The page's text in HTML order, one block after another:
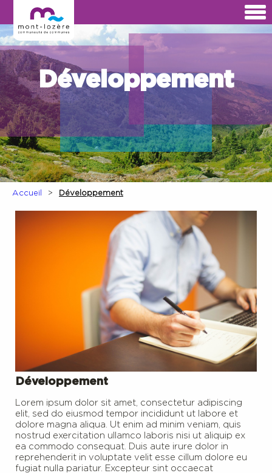
Développement
Accueil Développement
Développement
Lorem ipsum dolor sit amet, consectetur adipiscing
elit, sed do eiusmod tempor incididunt ut labore et
dolore magna aliqua. Ut enim ad minim veniam, quis
nostrud exercitation ullamco laboris nisi ut aliquip ex
ea commodo consequat. Duis aute irure dolor in
reprehenderit in voluptate velit esse cillum dolore eu
fugiat nulla pariatur. Excepteur sint occaecat